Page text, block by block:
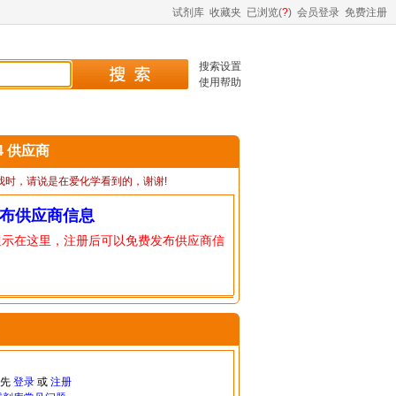
试剂库 收藏夹 已浏览(?) 会员登录 免费注册
搜索设置
使用帮助
供应商
时，请说是在爱化学看到的，谢谢!
供应商信息
在这里，注册后可以免费发布供应商信
登录或 注册